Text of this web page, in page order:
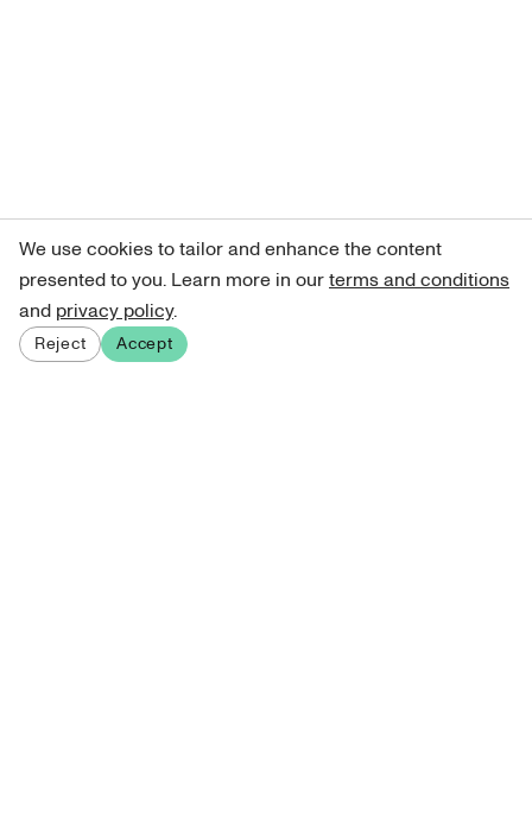
We use cookies to tailor and enhance the content
presented to you. Learn more in ourterms and conditions
and privacy policy.
Reject Accept